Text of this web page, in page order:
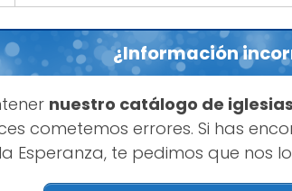
¿Información
nuestro catálogo de
cometemos errores. Si has
Esperanza, te pedimos que